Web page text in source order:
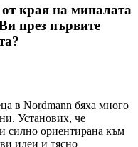
края на миналата
през първите
в Nordmann бяха много
Установих, че
силно ориентирана към
идеи и тясно